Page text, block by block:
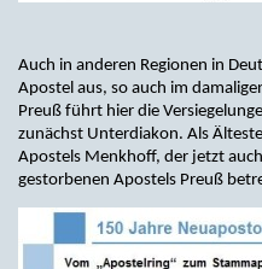
Auch in anderen Regionen in
Apostel aus, so auch im
Preuß führt hier die
zunächst Unterdiakon. Als
Apostels Menkhoff, der jetzt
gestorbenen Apostels Preuß